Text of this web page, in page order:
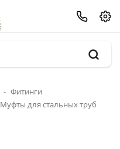
Фитинги
Муфты для стальных труб